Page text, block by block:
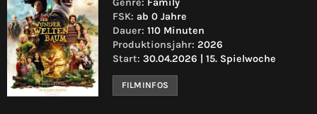
FSK: ab 0 Jahre
Dauer: 110 Minuten
Produktionsjahr: 2026
Start: 30.04.2026 | 15. Spielwoche
FILMINFOS